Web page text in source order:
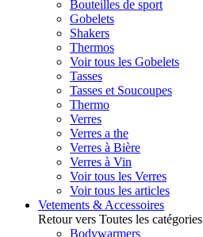
Bouteilles de sport
Gobelets
Shakers
Thermos
Voir tous les Gobelets
Tasses
Tasses et Soucoupes
Thermo
Verres
Verres a the
Verres à Bière
Verres à Vin
Voir tous les Verres
Voir tous les articles
Vetements & Accessoires
Retour vers Toutes les catégories
Bodywarmers